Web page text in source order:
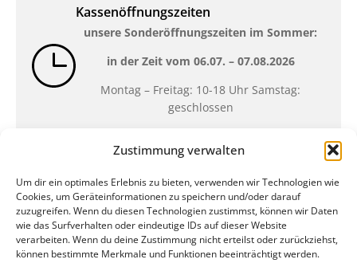
Zustimmung verwalten
Um dir ein optimales Erlebnis zu bieten, verwenden wir Technologien wie
Cookies, um Geräteinformationen zu speichern und/oder darauf
zuzugreifen. Wenn du diesen Technologien zustimmst, können wir Daten
wie das Surfverhalten oder eindeutige IDs auf dieser Website
verarbeiten. Wenn du deine Zustimmung nicht erteilst oder zurückziehst,
können bestimmte Merkmale und Funktionen beeinträchtigt werden.
Kassenöffnungszeiten
unsere Sonderöffnungszeiten im Sommer:
in der Zeit vom 06.07. – 07.08.2026
Montag – Freitag: 10-18 Uhr Samstag:
geschlossen
QUARTERBACK Immobilien ARENA
Am Sportforum 2, 04105 Leipzig
Sie erreichen uns mit dem Öffentlichen
Nahverkehr: Straßenbahn Linien 3, 4, 7, 8, 15